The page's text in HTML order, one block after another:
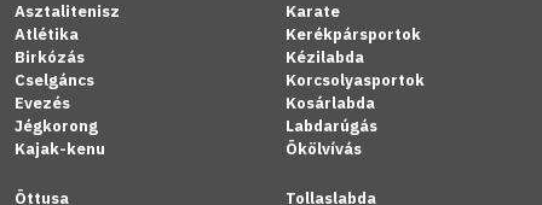
Asztalitenisz
Atlétika
Birkózás
Cselgáncs
Evezés
Jégkorong
Kajak-kenu
Karate
Kerékpársportok
Kézilabda
Korcsolyasportok
Kosárlabda
Labdarúgás
Ökölvívás
Öttusa
Tollaslabda